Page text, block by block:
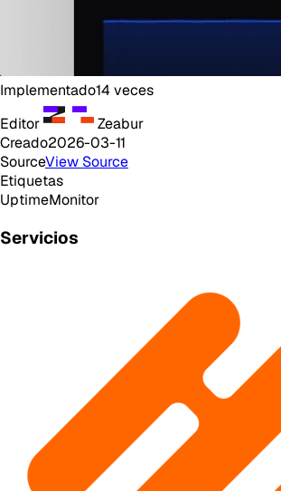
Implementado14 veces
Editor
Zeabur
Creado2026-03-11
SourceView Source
Etiquetas
UptimeMonitor
Servicios